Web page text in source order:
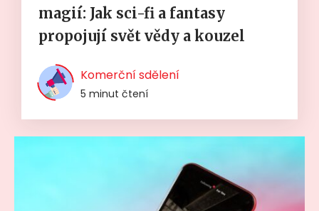
magií: Jak sci-fi a fantasy
propojují svět vědy a kouzel
Komerční sdělení
5 minut čtení